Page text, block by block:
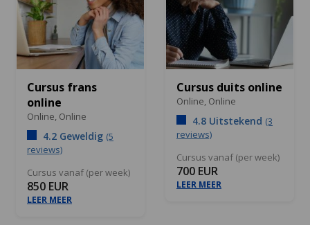
Cursus frans
online
Online, Online
4.2 Geweldig (5
reviews)
Cursus vanaf (per week)
850 EUR
LEER MEER
Cursus duits online
Online, Online
4.8 Uitstekend (3
reviews)
Cursus vanaf (per week)
700 EUR
LEER MEER